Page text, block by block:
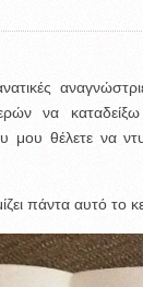
να καταδείξω
θέλετε να
πάντα αυτό το